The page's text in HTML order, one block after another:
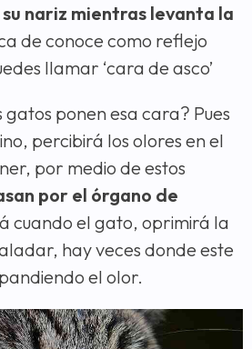
nariz mientras levanta la
de conoce como reflejo
llamar ‘cara de asco’
gatos ponen esa cara? Pues
percibirá los olores en el
por medio de estos
por el órgano de
cuando el gato, oprimirá la
hay veces donde este
el olor.